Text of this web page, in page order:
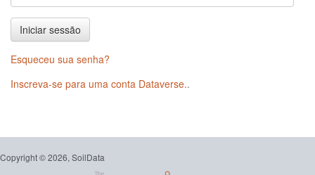
Iniciar sessão
Esqueceu sua senha?
Inscreva-se para uma conta Dataverse..
Copyright © 2026, SoilData